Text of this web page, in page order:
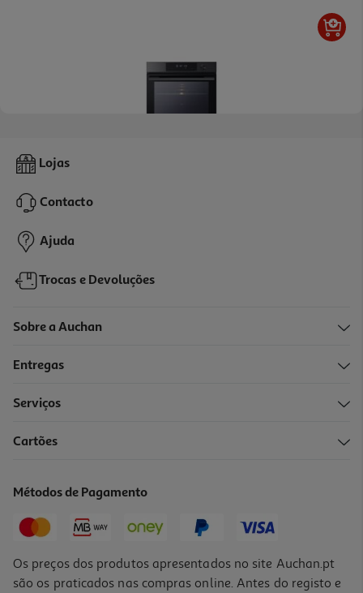
Forno De Encastre Lg Ws7d7631wb 76 L Com Air Fry
499,99 €
Lojas
Contacto
Ajuda
Trocas e Devoluções
Sobre a Auchan
Entregas
Serviços
Cartões
Métodos de Pagamento
Os preços dos produtos apresentados no site Auchan.pt
são os praticados nas compras online. Antes do registo e